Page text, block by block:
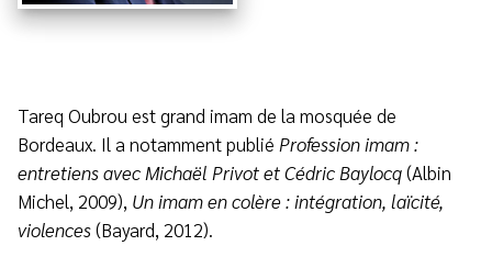
Tareq Oubrou est grand imam de la mosquée de
Bordeaux. Il a notamment publié Profession imam :
entretiens avec Michaël Privot et Cédric Baylocq(Albin
Michel, 2009), Un imam en colère : intégration, laïcité,
violences(Bayard, 2012).